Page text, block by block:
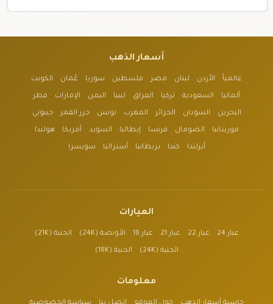
أسعار الذهب
عالمياً الأردن لبنان مصر فلسطين سوريا عُمان الكويت
ألمانيا السعودية تركيا العراق ليبيا اليمن الإمارات قطر
البحرين السودان الجزائر المغرب تونس جزر القمر جيبوتي
موريتانيا الصومال فرنسا إيطاليا السويد أمريكا هولندا
أيرلندا كندا بريطانيا أستراليا سويسرا
العيارات
عيار 24 عيار 22 عيار 21 عيار 18 الأونصة (24K) الجنية (21K)
الجنية (24K) الجنية (18K)
معلومات